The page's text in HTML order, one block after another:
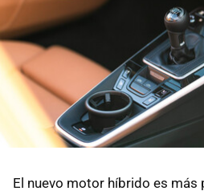
El nuevo motor híbrido es más